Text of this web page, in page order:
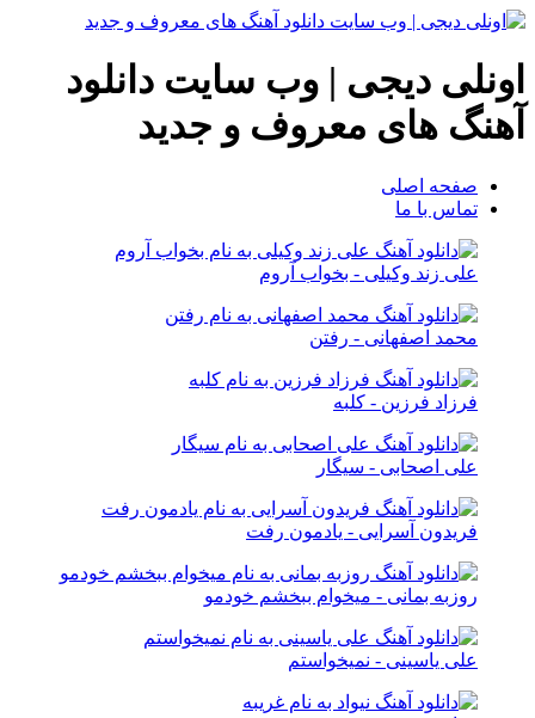
اونلی دیجی | وب سایت دانلود
آهنگ های معروف و جدید
صفحه اصلی
تماس با ما
علی زند وکیلی - بخواب آروم
محمد اصفهانی - رفتن
فرزاد فرزین - کلبه
علی اصحابی - سیگار
فریدون آسرایی - یادمون رفت
روزبه بمانی - میخوام ببخشم خودمو
علی یاسینی - نمیخواستم